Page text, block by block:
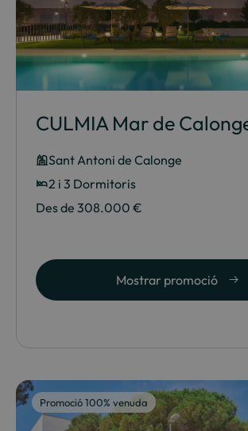
CULMIA Mar de
Sant Antoni de Calonge
2 i 3 Dormitoris
Des de 308.000 €
Mostrar promoció
Promoció 100% venuda